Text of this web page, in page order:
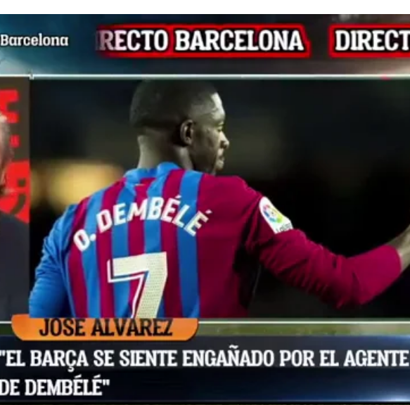
de 2022, 03:02
WhatsappFacebook
X
Mbappé llegará el próximo verano al Real Madrid es
a voces. También lo es que el Barcelona está
problemas para renovar a Ousmane Dembélé,
acabar yéndose libre si no rebaja sus pretensiones